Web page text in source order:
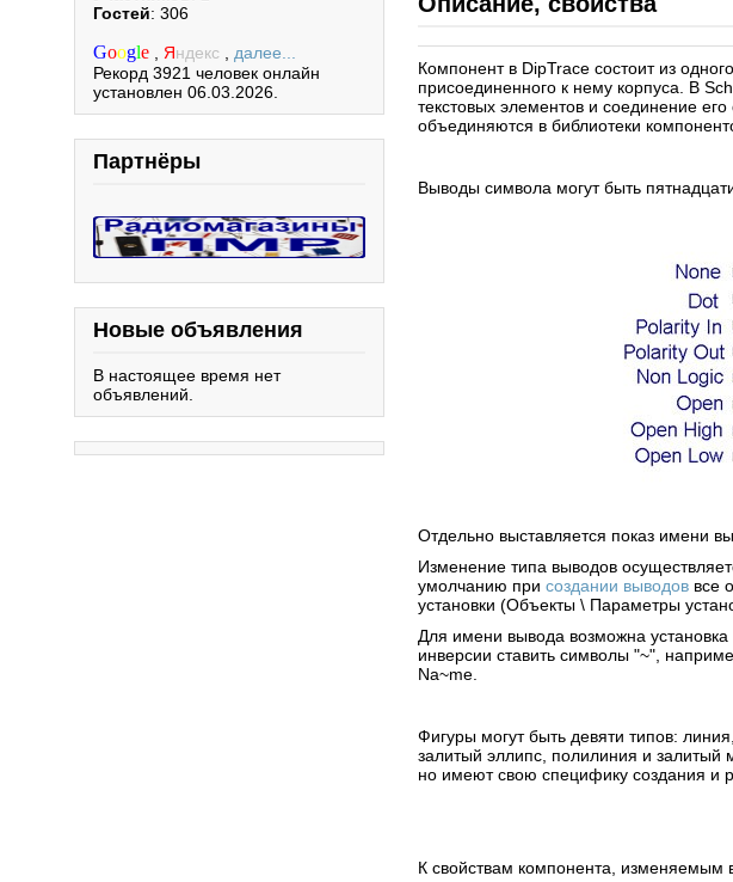
Гостей: 306
Google Яндекс
далее...
Рекорд 3921 человек онлайн
установлен 06.03.2026.
Партнёры
Новые объявления
В настоящее время нет
объявлений.
Компонент в DipTrace состоит из
присоединенного к нему корпуса. В
текстовых элементов и соединение
объединяются в библиотеки
Выводы символа могут быть
Отдельно выставляется показ имени
Изменение типа выводов
умолчанию при создании выводов все
установки (Объекты \ Параметры
Для имени вывода возможна
инверсии ставить символы "~",
Na~me.
Фигуры могут быть девяти типов:
залитый эллипс, полилиния и залитый
но имеют свою специфику создания и
К свойствам компонента, изменяемым